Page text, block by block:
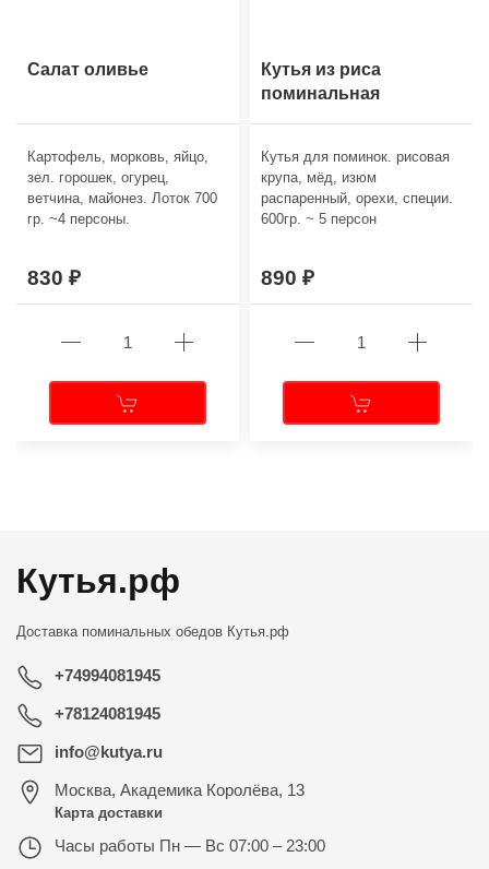
Салат оливье
Картофель, морковь, яйцо,
зел. горошек, огурец,
ветчина, майонез. Лоток 700
гр. ~4 персоны.
830
Кутья из риса
поминальная
Кутья для поминок. рисовая
крупа, мёд, изюм
распаренный, орехи, специи.
600гр. ~ 5 персон
890
Кутья.рф
Доставка поминальных обедов Кутья.рф
+74994081945
+78124081945
info@kutya.ru
Москва, Академика Королёва, 13
Карта доставки
Часы работы Пн — Вс 07:00 – 23:00